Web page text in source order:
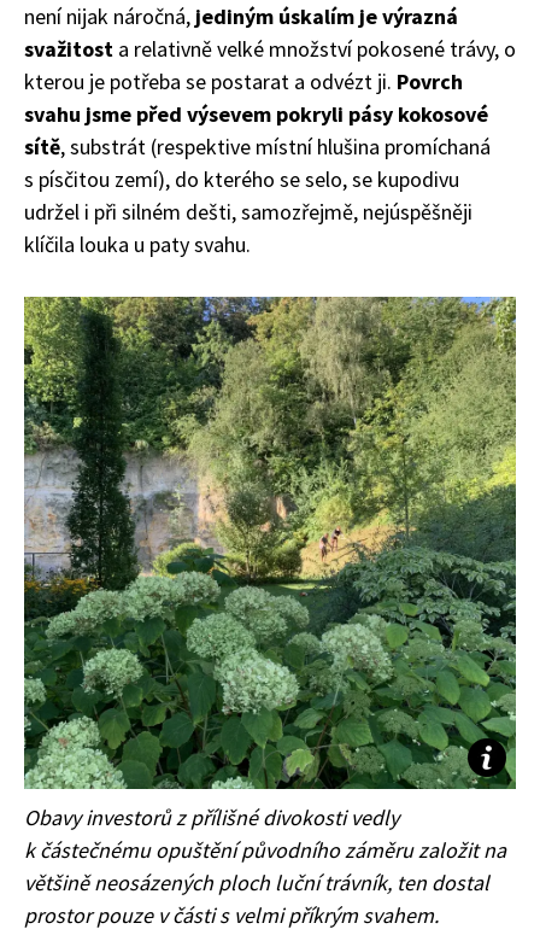
65 Kč
není nijak náročná, jediným úskalím je výrazná
svažitost a relativně velké množství pokosené trávy, o
kterou je potřeba se postarat a odvézt ji. Povrch
svahu jsme před výsevem pokryli pásy kokosové
sítě, substrát (respektive místní hlušina promíchaná
s písčitou zemí), do kterého se selo, se kupodivu
udržel i při silném dešti, samozřejmě, nejúspěšněji
klíčila louka u paty svahu.
Obavy investorů z přílišné divokosti vedly
k částečnému opuštění původního záměru založit na
většině neosázených ploch luční trávník, ten dostal
prostor pouze v části s velmi příkrým svahem.